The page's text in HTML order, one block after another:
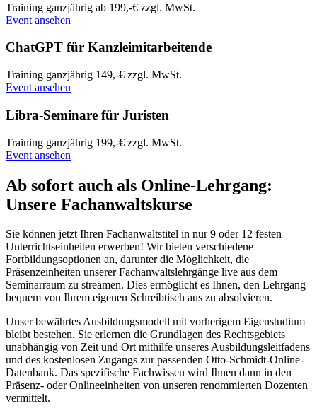
Training ganzjährig ab 199,-€ zzgl. MwSt.
Event ansehen
ChatGPT für Kanzleimitarbeitende
Training ganzjährig 149,-€ zzgl. MwSt.
Event ansehen
Libra-Seminare für Juristen
Training ganzjährig 199,-€ zzgl. MwSt.
Event ansehen
Ab sofort auch als Online-Lehrgang:
Unsere Fachanwaltskurse
Sie können jetzt Ihren Fachanwaltstitel in nur 9 oder 12 festen
Unterrichtseinheiten erwerben! Wir bieten verschiedene
Fortbildungsoptionen an, darunter die Möglichkeit, die
Präsenzeinheiten unserer Fachanwaltslehrgänge live aus dem
Seminarraum zu streamen. Dies ermöglicht es Ihnen, den Lehrgang
bequem von Ihrem eigenen Schreibtisch aus zu absolvieren.
Unser bewährtes Ausbildungsmodell mit vorherigem Eigenstudium
bleibt bestehen. Sie erlernen die Grundlagen des Rechtsgebiets
unabhängig von Zeit und Ort mithilfe unseres Ausbildungsleitfadens
und des kostenlosen Zugangs zur passenden Otto-Schmidt-Online-
Datenbank. Das spezifische Fachwissen wird Ihnen dann in den
Präsenz- oder Onlineeinheiten von unseren renommierten Dozenten
vermittelt.